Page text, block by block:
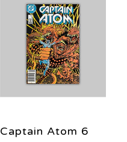
Captain Atom 6